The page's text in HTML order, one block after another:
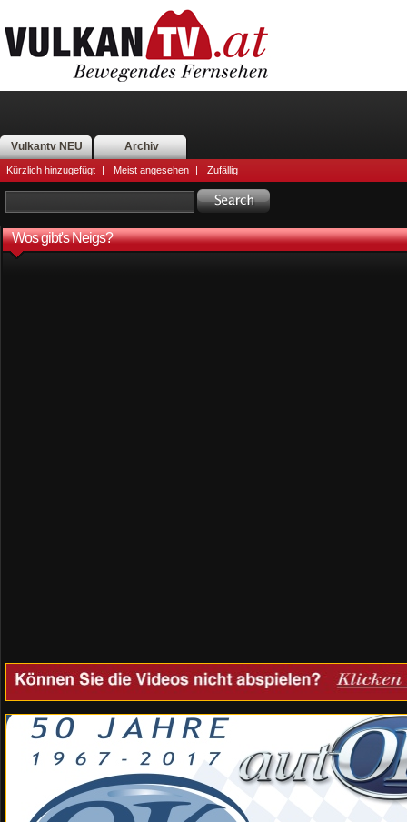
Vulkantv NEU Archiv
Kürzlich hinzugefügt | Meist angesehen | Zufällig
Wos gibt's Neigs?